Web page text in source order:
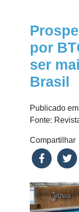
por
ser
Brasil
Publicado em
Fonte:
Compartilhar